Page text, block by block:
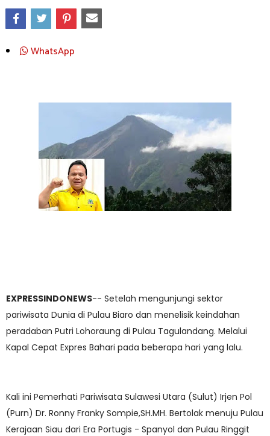
WhatsApp
EXPRESSINDONEWS-- Setelah mengunjungi sektor
pariwisata Dunia di Pulau Biaro dan menelisik keindahan
peradaban Putri Lohoraung di Pulau Tagulandang. Melalui
Kapal Cepat Expres Bahari pada beberapa hari yang lalu.
Kali ini Pemerhati Pariwisata Sulawesi Utara (Sulut) Irjen Pol
(Purn) Dr. Ronny Franky Sompie,SH.MH. Bertolak menuju Pulau
Kerajaan Siau dari Era Portugis - Spanyol dan Pulau Ringgit